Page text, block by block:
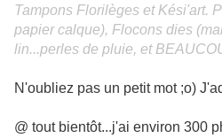
Tampons Florilèges et Kési'art.
papier calque), Flocons dies
lin...perles de pluie, et
N'oubliez pas un petit mot ;o)
@ tout bientôt...j'ai environ 300